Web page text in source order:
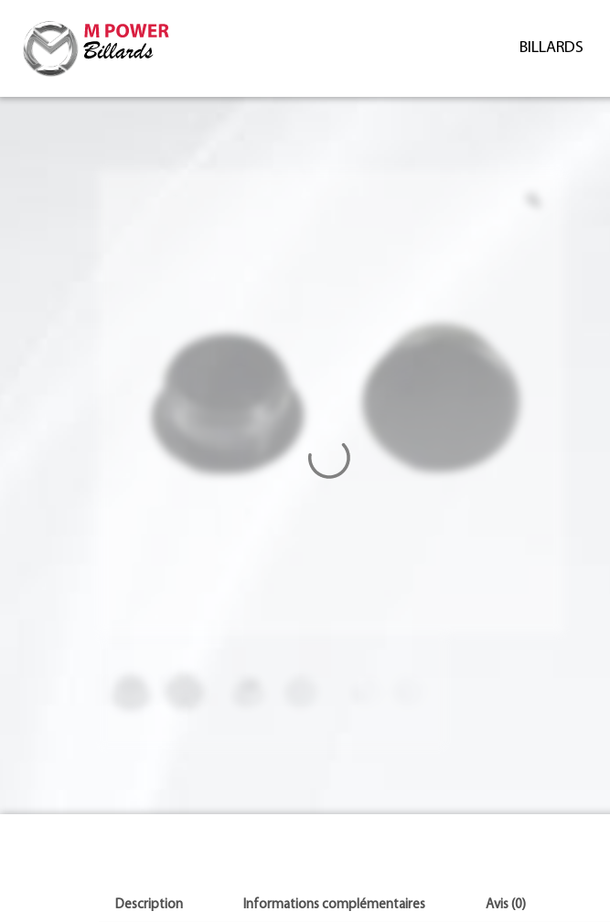
BILLARDS
Description Informations complémentaires Avis (0)